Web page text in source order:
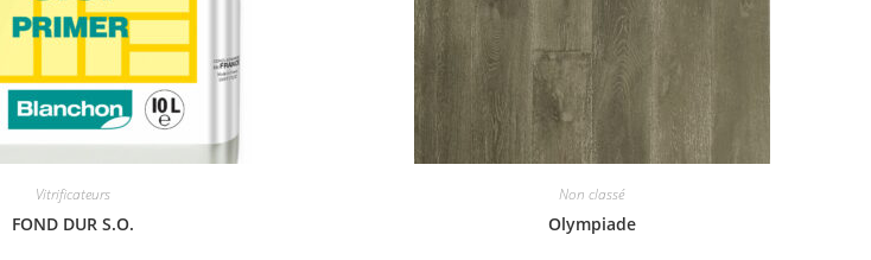
Vitrificateurs
FOND DUR S.O.
Non classé
Olympiade